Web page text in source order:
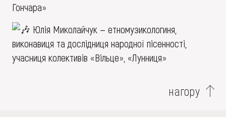
Гончара»
Юлія Миколайчук — етномузикологиня,
виконавиця та дослідниця народної пісенності,
учасниця колективів «Вільце», «Лунниця»
нагору